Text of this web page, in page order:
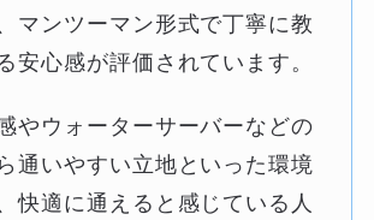
マンツーマン形式で丁寧に教
安心感が評価されています。
やウォーターサーバーなどの
通いやすい立地といった環境
快適に通えると感じている人